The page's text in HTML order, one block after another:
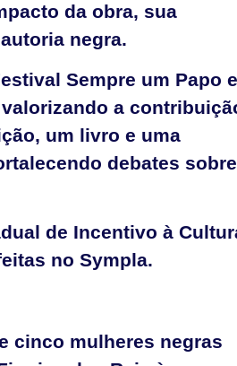
da obra, sua
negra.
Sempre um Papo e
a
um livro e uma
debates sobre
de Incentivo à
no Sympla.
cinco mulheres negras